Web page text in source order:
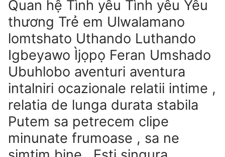
Quan hệ Tình yêu Tình yêu Yêu
thương Trẻ em Ulwalamano
lomtshato Uthando Luthando
Igbeyawo Ìjọpọ Feran Umshado
Ubuhlobo aventuri aventura
intalniri ocazionale relatii intime ,
relatia de lunga durata stabila
Putem sa petrecem clipe
minunate frumoase , sa ne